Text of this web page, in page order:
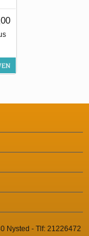
Nysted - Tlf: 21226472